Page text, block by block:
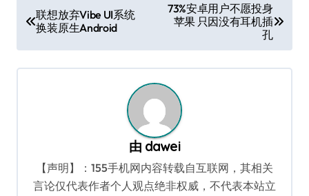
章
导
航
联想放弃Vibe UI系统
换装原生Android
73%安卓用户不愿投身
苹果 只因没有耳机插
孔
由 dawei
【声明】：155手机网内容转载自互联网，其相关
言论仅代表作者个人观点绝非权威，不代表本站立